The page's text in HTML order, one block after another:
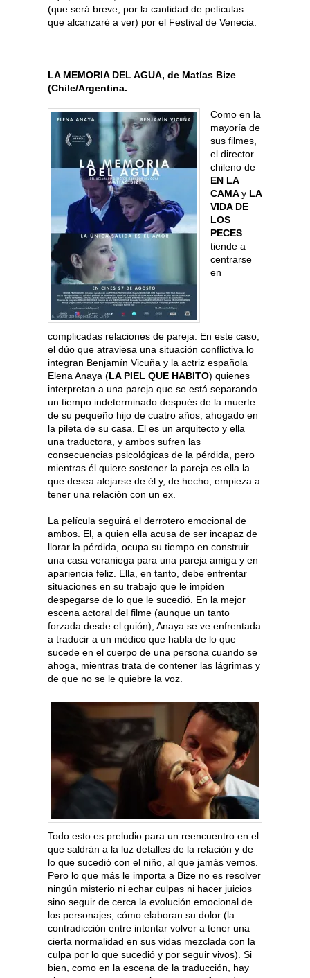
(que será breve, por la cantidad de películas
que alcanzaré a ver) por el Festival de Venecia.
LA MEMORIA DEL AGUA, de Matías Bize
(Chile/Argentina.
Como en la
mayoría de
sus filmes,
el director
chileno de
EN LA
CAMAy LA
VIDA DE
LOS
PECES
tiende a
centrarse
en
complicadas relaciones de pareja. En este caso,
el dúo que atraviesa una situación conflictiva lo
integran Benjamín Vicuña y la actriz española
Elena Anaya (LA PIEL QUE HABITO) quienes
interpretan a una pareja que se está separando
un tiempo indeterminado después de la muerte
de su pequeño hijo de cuatro años, ahogado en
la pileta de su casa. El es un arquitecto y ella
una traductora, y ambos sufren las
consecuencias psicológicas de la pérdida, pero
mientras él quiere sostener la pareja es ella la
que desea alejarse de él y, de hecho, empieza a
tener una relación con un ex.
La película seguirá el derrotero emocional de
ambos. El, a quien ella acusa de ser incapaz de
llorar la pérdida, ocupa su tiempo en construir
una casa veraniega para una pareja amiga y en
apariencia feliz. Ella, en tanto, debe enfrentar
situaciones en su trabajo que le impiden
despegarse de lo que le sucedió. En la mejor
escena actoral del filme (aunque un tanto
forzada desde el guión), Anaya se ve enfrentada
a traducir a un médico que habla de lo que
sucede en el cuerpo de una persona cuando se
ahoga, mientras trata de contener las lágrimas y
de que no se le quiebre la voz.
Todo esto es preludio para un reencuentro en el
que saldrán a la luz detalles de la relación y de
lo que sucedió con el niño, al que jamás vemos.
Pero lo que más le importa a Bize no es resolver
ningún misterio ni echar culpas ni hacer juicios
sino seguir de cerca la evolución emocional de
los personajes, cómo elaboran su dolor (la
contradicción entre intentar volver a tener una
cierta normalidad en sus vidas mezclada con la
culpa por lo que sucedió y por seguir vivos). Si
bien, como en la escena de la traducción, hay